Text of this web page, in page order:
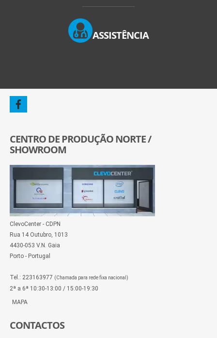
ASSISTÊNCIA
CENTRO DE PRODUÇÃO NORTE /
SHOWROOM
ClevoCenter - CDPN
Rua 14 Outubro, 1013
4430-053 V.N. Gaia
Porto - Portugal
Tel.: 223163977 (Chamada para rede fixa nacional)
2ª a 6ª 10:30-13:00 / 15:00-19:30
MAPA
CONTACTOS